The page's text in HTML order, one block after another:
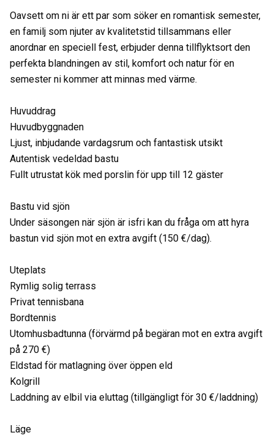
Oavsett om ni är ett par som söker en romantisk semester,
en familj som njuter av kvalitetstid tillsammans eller
anordnar en speciell fest, erbjuder denna tillflyktsort den
perfekta blandningen av stil, komfort och natur för en
semester ni kommer att minnas med värme.
Huvuddrag
Huvudbyggnaden
Ljust, inbjudande vardagsrum och fantastisk utsikt
Autentisk vedeldad bastu
Fullt utrustat kök med porslin för upp till 12 gäster
Bastu vid sjön
Under säsongen när sjön är isfri kan du fråga om att hyra
bastun vid sjön mot en extra avgift (150 €/dag).
Uteplats
Rymlig solig terrass
Privat tennisbana
Bordtennis
Utomhusbadtunna (förvärmd på begäran mot en extra avgift
på 270 €)
Eldstad för matlagning över öppen eld
Kolgrill
Laddning av elbil via eluttag (tillgängligt för 30 €/laddning)
Läge